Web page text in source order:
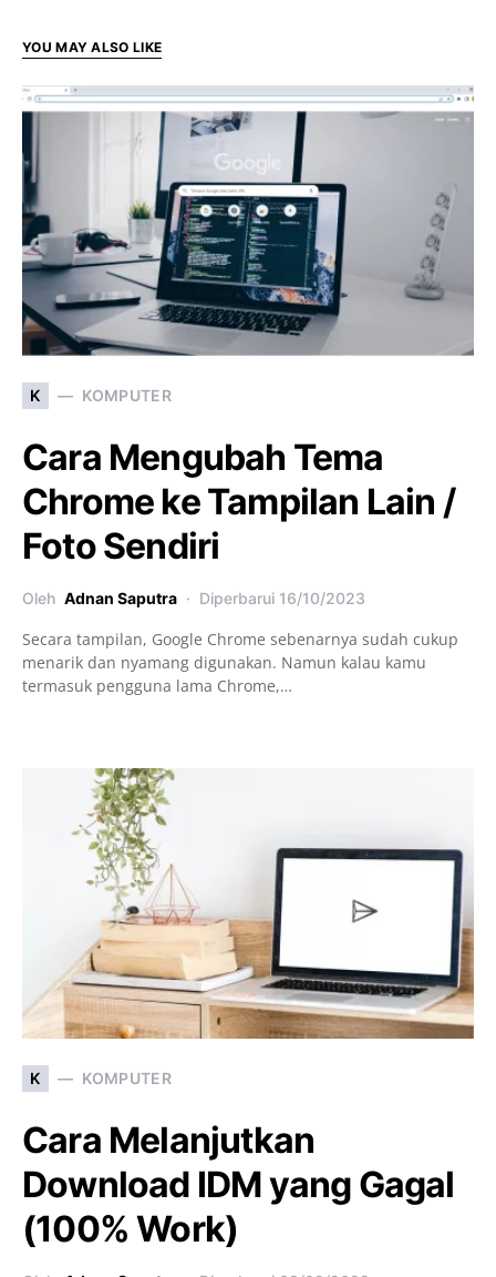
YOU MAY ALSO LIKE
K KOMPUTER
Cara Mengubah Tema
Chrome ke Tampilan Lain /
Foto Sendiri
Oleh Adnan Saputra Diperbarui 16/10/2023
Secara tampilan, Google Chrome sebenarnya sudah cukup
menarik dan nyamang digunakan. Namun kalau kamu
termasuk pengguna lama Chrome,…
K KOMPUTER
Cara Melanjutkan
Download IDM yang Gagal
(100% Work)